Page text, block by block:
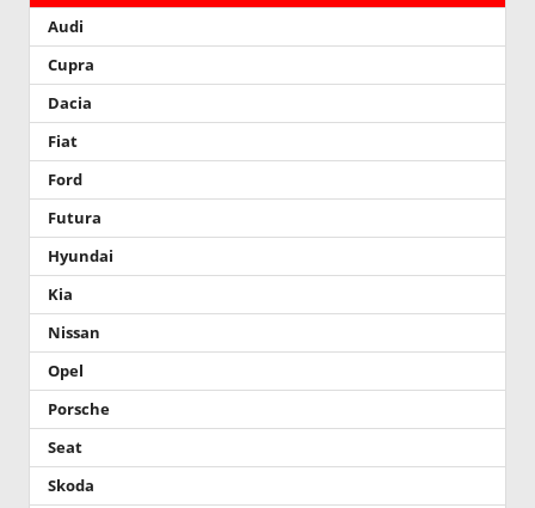
Audi
Cupra
Dacia
Fiat
Ford
Futura
Hyundai
Kia
Nissan
Opel
Porsche
Seat
Skoda